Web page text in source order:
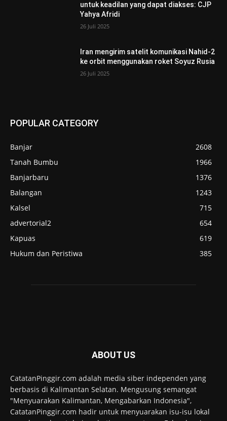
untuk keadilan yang dapat diakses: CJP
Yahya Afridi
26 Juli 2025
Iran mengirim satelit komunikasi Nahid-2
ke orbit menggunakan roket Soyuz Rusia
26 Juli 2025
POPULAR CATEGORY
Banjar
2608
Tanah Bumbu
1966
Banjarbaru
1376
Balangan
1243
Kalsel
715
advertorial2
654
Kapuas
619
Hukum dan Peristiwa
385
ABOUT US
CatatanPinggir.com adalah media siber independen yang
berbasis di Kalimantan Selatan. Mengusung semangat
"Menyuarakan Kalimantan, Mengabarkan Indonesia",
CatatanPinggir.com hadir untuk menyuarakan isu-isu lokal